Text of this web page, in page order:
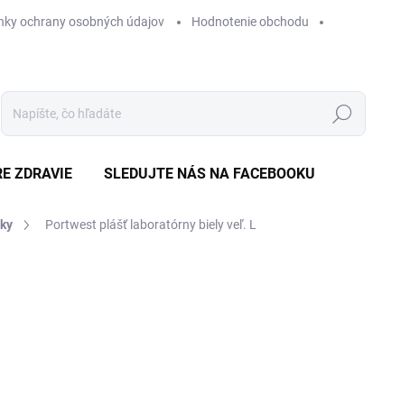
ochrany osobných údajov Hodnotenie obchodu
Hľadať
ZDRAVIE SLEDUJTE NÁS NA FACEBOOKU
Portwest plášť laboratórny biely veľ. L